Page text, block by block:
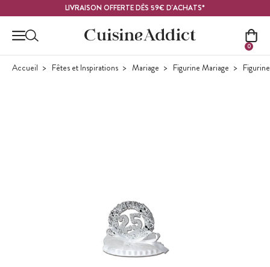
LIVRAISON OFFERTE DÈS 59€ D'ACHATS*
0
Accueil Fêtes et Inspirations Mariage Figurine Mariage